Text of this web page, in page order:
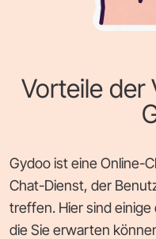
Vorteile der
Gydoo ist eine Online-
Chat-Dienst, der
treffen. Hier sind
die Sie erwarten